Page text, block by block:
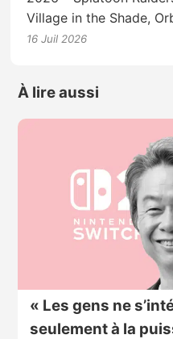
Village in the Shade,
16 Juil 2026
À lire aussi
« Les gens ne
seulement à la